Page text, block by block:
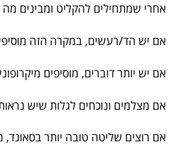
אחרי שמתחילים להקליט ומבינים
אם יש הד/רעשים, במקרה הזה
אם יש יותר דוברים, מוסיפים
אם מצלמים ונוכחים לגלות שיש
אם רוצים שליטה טובה יותר בסאונד,